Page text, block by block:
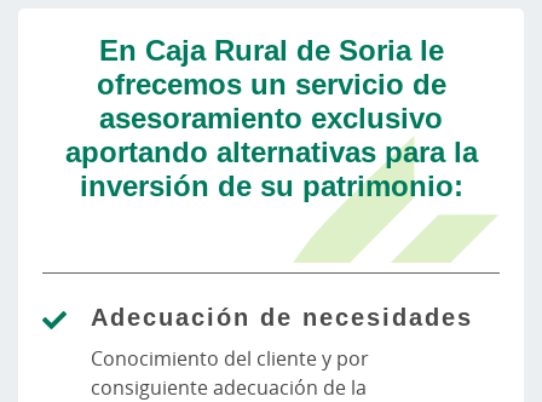
En Caja Rural de Soria le
ofrecemos un servicio de
asesoramiento exclusivo
aportando alternativas para la
inversión de su patrimonio:
Adecuación de necesidades
Conocimiento del cliente y por
consiguiente adecuación de la